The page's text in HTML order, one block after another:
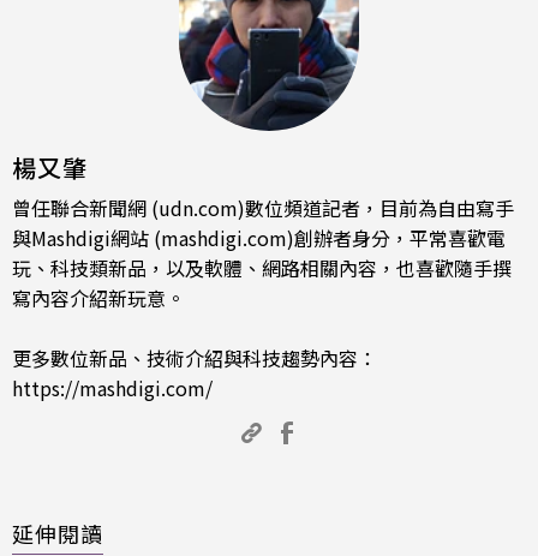
楊又肇
曾任聯合新聞網 (udn.com)數位頻道記者，目前為自由寫手
與Mashdigi網站 (mashdigi.com)創辦者身分，平常喜歡電
玩、科技類新品，以及軟體、網路相關內容，也喜歡隨手撰
寫內容介紹新玩意。
更多數位新品、技術介紹與科技趨勢內容：
https://mashdigi.com/
延伸閱讀